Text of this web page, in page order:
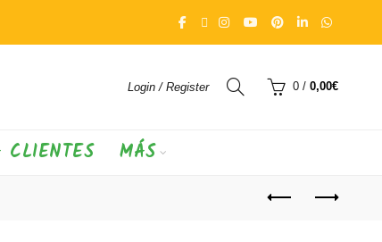
Login / Register 0 / 0,00€
CLIENTES MÁS